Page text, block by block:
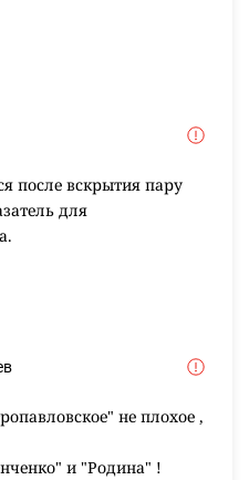
после вскрытия пару
для
не плохое ,
и "Родина" !